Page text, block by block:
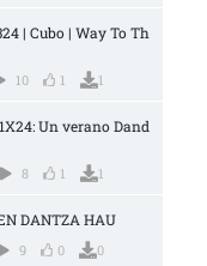
| Cubo | Way To Th
10 1 1
Un verano Dand
8 1 1
DANTZA HAU
9 0 0